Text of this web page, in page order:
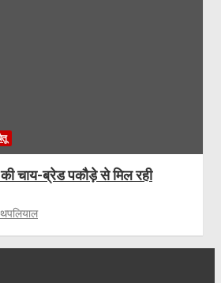
चाय-ब्रेड पकौड़े से मिल रही